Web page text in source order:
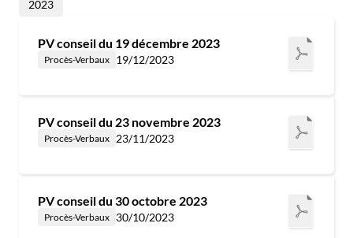
2023
PV conseil du 19 décembre 2023
Procès-Verbaux 19/12/2023
PV conseil du 23 novembre 2023
Procès-Verbaux 23/11/2023
PV conseil du 30 octobre 2023
Procès-Verbaux 30/10/2023